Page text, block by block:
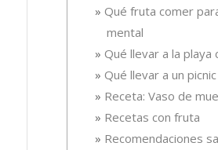
Qué fruta comer
mental
Qué llevar a la playa
Qué llevar a un
Receta: Vaso de
Recetas con fruta
Recomendaciones